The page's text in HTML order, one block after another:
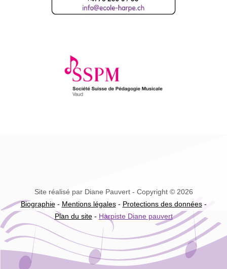
Site réalisé par Diane Pauvert - Copyright © 2026
Biographie- Mentions légales- Protections des données-
Plan du site- Harpiste Diane pauvert